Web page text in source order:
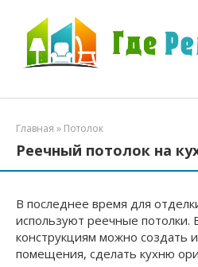
контенту
Главная » Потолок
Реечный потолок на
В последнее время для
используют реечные потолки.
конструкциям можно создать
помещения, сделать кухню